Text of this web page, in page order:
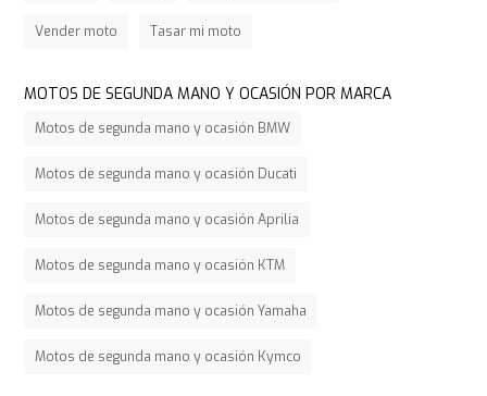
Vender moto Tasar mi moto
MOTOS DE SEGUNDA MANO Y OCASIÓN POR MARCA
Motos de segunda mano y ocasión BMW
Motos de segunda mano y ocasión Ducati
Motos de segunda mano y ocasión Aprilia
Motos de segunda mano y ocasión KTM
Motos de segunda mano y ocasión Yamaha
Motos de segunda mano y ocasión Kymco